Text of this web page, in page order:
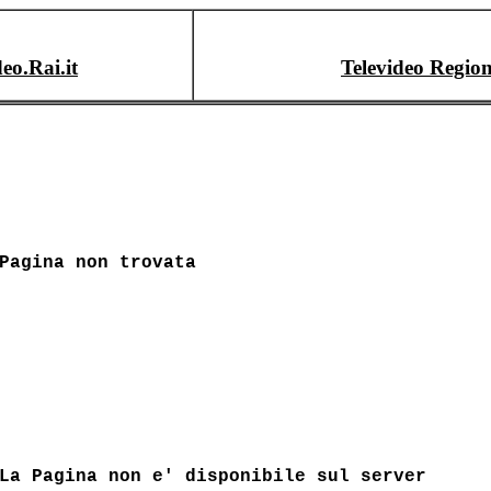
Televideo
Pagina non trovata
La Pagina non e' disponibile sul server